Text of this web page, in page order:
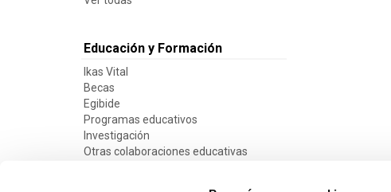
Educación y Formación
Ikas Vital
Becas
Egibide
Programas educativos
Investigación
Otras colaboraciones educativas